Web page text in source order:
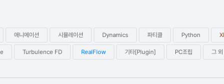
애니메이션 시뮬레이션 Dynamics 파티클 Python
Turbulence FD RealFlow 기타[Plugin] PC조립 그 외